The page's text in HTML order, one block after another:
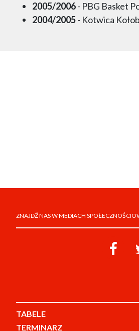
2005/2006- PBG Basket
2004/2005- Kotwica
ZNAJDŹ NAS W MEDIACH
TABELE
TERMINARZ